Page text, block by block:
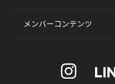
メンバーコンテンツ